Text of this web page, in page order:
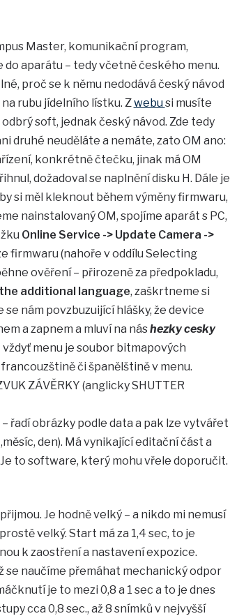
Master, komunikační program,
aparátu – tedy včetně českého menu.
proč se k němu nedodává český návod
rubu jídelního lístku. Zwebusi musíte
soft, jednak český návod. Zde tedy
druhé neuděláte a nemáte, zato OM ano:
konkrétně čtečku, jinak má OM
dožadoval se naplnění disku H. Dále je
si měl kleknout během výměny firmwaru,
nainstalovaný OM, spojíme aparát s PC,
Online Service -> Update Camera ->
firmwaru (nahoře v oddílu Selecting
ověření – přirozeně za předpokladu,
additional language, zaškrtneme si
nám povzbuzuijící hlášky, že device
a zapnem a mluví na náshezky cesky
vždyť menu je soubor bitmapových
či španělštině v menu.
ZÁVĚRKY (anglicky SHUTTER
řadí obrázky podle data a pak lze vytvářet
den). Má vynikající editační část a
to software, který mohu vřele doporučit.
Je hodně velký – a nikdo mi nemusí
velký. Start má za 1,4 sec, to je
k zaostření a nastavení expozice.
se naučíme přemáhat mechanický odpor
je to mezi 0,8 a 1 sec a to je dnes
cca 0,8 sec., až 8 snímků v nejvyšší